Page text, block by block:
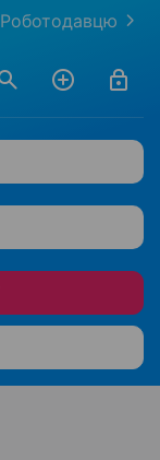
Роботодавцю